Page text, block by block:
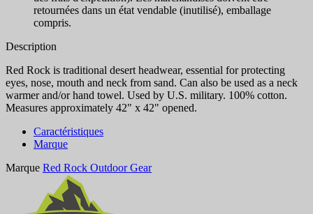
retournées dans un état vendable (inutilisé), emballage
compris.
Description
Red Rock is traditional desert headwear, essential for protecting
eyes, nose, mouth and neck from sand. Can also be used as a neck
warmer and/or hand towel. Used by U.S. military. 100% cotton.
Measures approximately 42" x 42" opened.
Caractéristiques
Marque
Marque Red Rock Outdoor Gear